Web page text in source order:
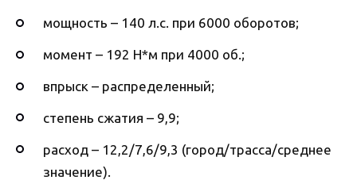
мощность – 140 л.с. при 6000 оборотов;
момент – 192 Н*м при 4000 об.;
впрыск – распределенный;
степень сжатия – 9,9;
расход – 12,2/7,6/9,3 (город/трасса/среднее
значение).